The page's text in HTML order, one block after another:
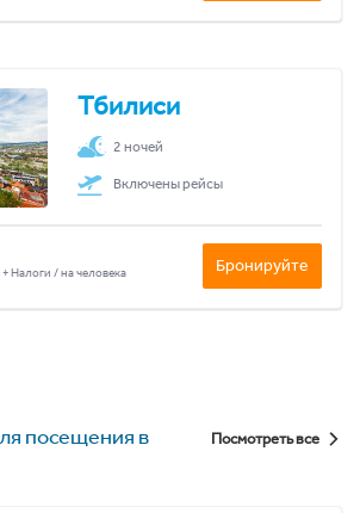
Тбилиси
2 ночей
Включены рейсы
Налоги / на человека Бронируйте
посещения в
Посмотреть все